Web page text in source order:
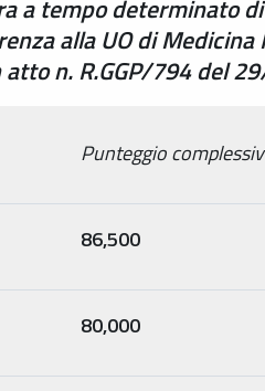
a tempo determinato
alla UO di Medicina
atto n. R.GGP/794 del
Punteggio
86,500
80,000